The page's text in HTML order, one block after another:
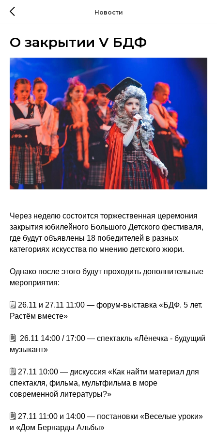
Новости
О закрытии V БДФ
Через неделю состоится торжественная церемония
закрытия юбилейного Большого Детского фестиваля,
где будут объявлены 18 победителей в разных
категориях искусства по мнению детского жюри.
Однако после этого будут проходить дополнительные
мероприятия:
🗒 26.11 и 27.11 11:00 — форум-выставка «БДФ. 5 лет.
Растём вместе»
🗒 26.11 14:00 / 17:00 — спектакль «Лёнечка - будущий
музыкант»
🗒 27.11 10:00 — дискуссия «Как найти материал для
спектакля, фильма, мультфильма в море
современной литературы?»
🗒 27.11 11:00 и 14:00 — постановки «Веселые уроки»
и «Дом Бернарды Альбы»